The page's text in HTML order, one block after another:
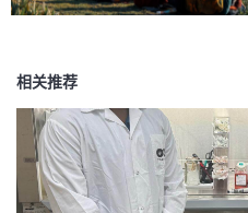
相关推荐